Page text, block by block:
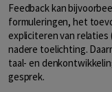
Feedback kan
formuleringen, het
expliciteren van relaties
nadere toelichting.
taal- en
gesprek.